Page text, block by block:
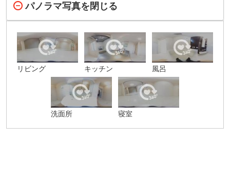
パノラマ写真を閉じる
リビング キッチン 風呂
洗面所 寝室